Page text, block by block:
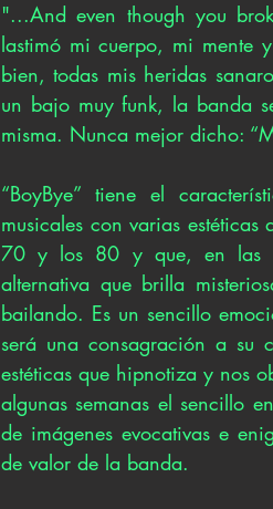
"...And even though you
lastimó mi cuerpo, mi mente
bien, todas mis heridas
un bajo muy funk, la banda
misma. Nunca mejor dicho:
“BoyBye” tiene el
musicales con varias
70 y los 80 y que, en las
alternativa que brilla
bailando. Es un sencillo
será una consagración a su
estéticas que hipnotiza y nos
algunas semanas el sencillo
de imágenes evocativas e
de valor de la banda.